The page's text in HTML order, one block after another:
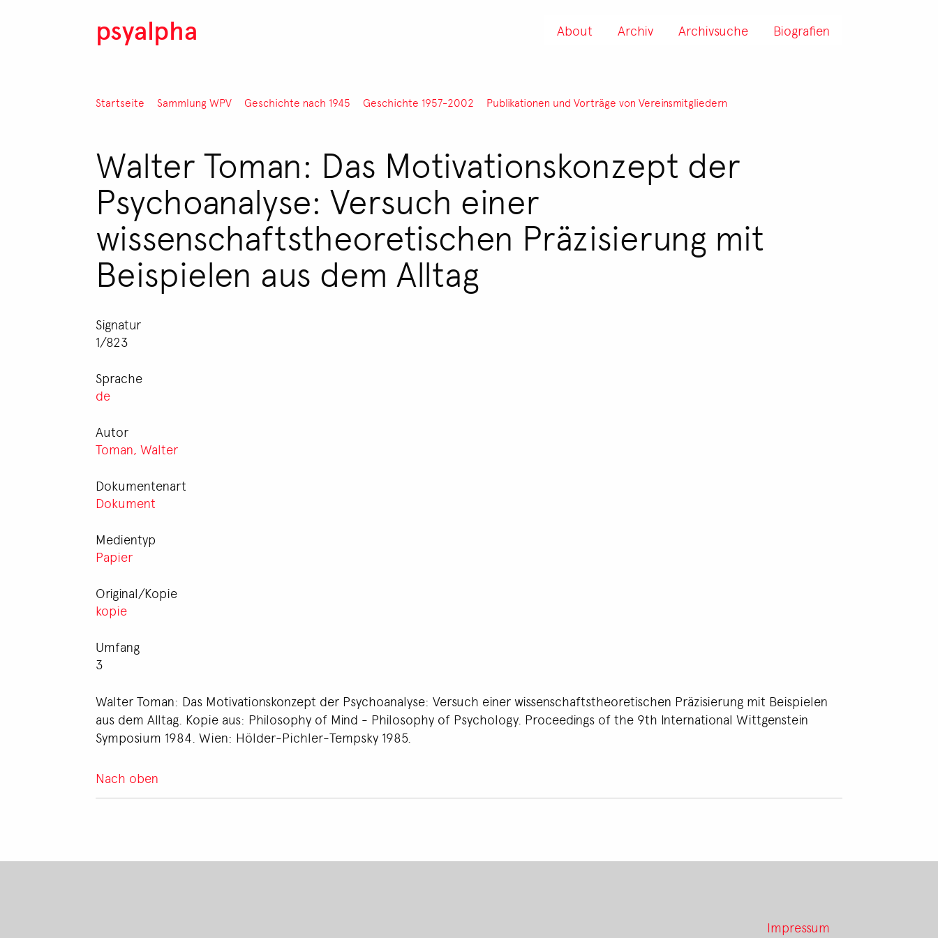
psyalpha About Archiv Archivsuche Biografien
Pfadnavigation
Startseite Sammlung WPV Geschichte nach 1945 Geschichte 1957-2002 Publikationen und Vorträge von Vereinsmitgliedern
Walter Toman: Das Motivationskonzept der
Psychoanalyse: Versuch einer
wissenschaftstheoretischen Präzisierung mit
Beispielen aus dem Alltag
Signatur
1/823
Sprache
de
Autor
Toman, Walter
Dokumentenart
Dokument
Medientyp
Papier
Original/Kopie
kopie
Umfang
3
Walter Toman: Das Motivationskonzept der Psychoanalyse: Versuch einer wissenschaftstheoretischen Präzisierung mit Beispielen
aus dem Alltag. Kopie aus: Philosophy of Mind - Philosophy of Psychology. Proceedings of the 9th International Wittgenstein
Symposium 1984. Wien: Hölder-Pichler-Tempsky 1985.
Nach oben
Impressum